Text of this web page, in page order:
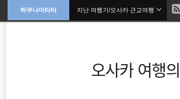
문
하쿠나마타타 현
치
지난 여행기/오사카 근교여행
오사카 여행
검